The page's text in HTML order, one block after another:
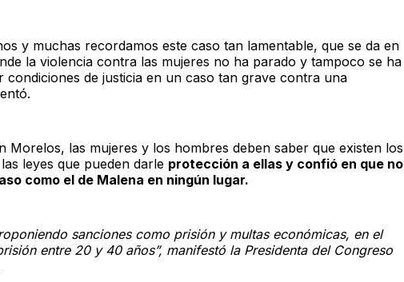
y muchas recordamos este caso tan lamentable, que se da en
la violencia contra las mujeres no ha parado y tampoco se ha
condiciones de justicia en un caso tan grave contra una
Morelos, las mujeres y los hombres deben saber que existen los
leyes que pueden darle protección a ellas y confió en que no
como el de Malena en ningún lugar.
sanciones como prisión y multas económicas, en el
entre 20 y 40 años”, manifestó la Presidenta del Congreso